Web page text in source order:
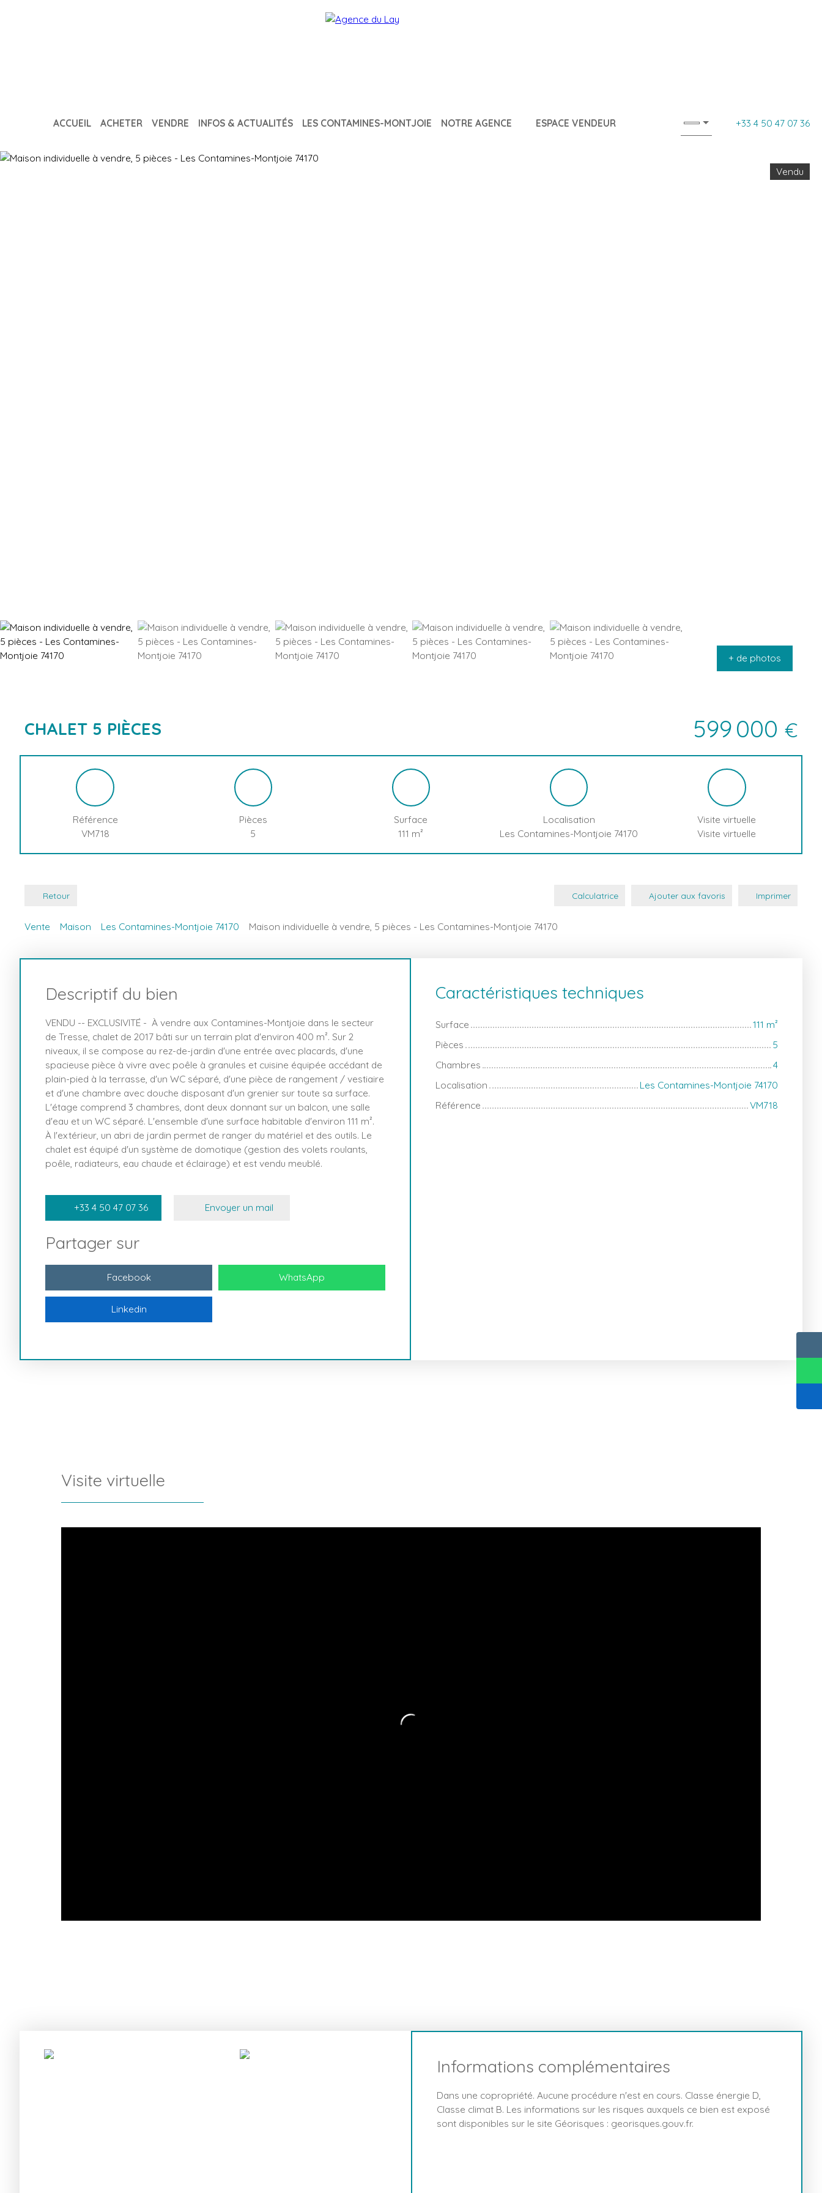
ACCUEIL ACHETER VENDRE INFOS & ACTUALITÉS LES CONTAMINES-MONTJOIE NOTRE AGENCE ESPACE VENDEUR +33 4 50 47 07 36
Vendu
+ de photos
CHALET 5 PIÈCES 599 000 €
Référence
VM718
Pièces
5
Surface
111 m²
Localisation
Les Contamines-Montjoie 74170
Visite virtuelle
Visite virtuelle
Retour Calculatrice Ajouter aux favoris Imprimer
Vente Maison Les Contamines-Montjoie 74170 Maison individuelle à vendre, 5 pièces - Les Contamines-Montjoie 74170
Descriptif du bien
VENDU -- EXCLUSIVITÉ - À vendre aux Contamines-Montjoie dans le secteur
de Tresse, chalet de 2017 bâti sur un terrain plat d'environ 400 m². Sur 2
niveaux, il se compose au rez-de-jardin d'une entrée avec placards, d'une
spacieuse pièce à vivre avec poêle à granules et cuisine équipée accédant de
plain-pied à la terrasse, d'un WC séparé, d'une pièce de rangement / vestiaire
et d'une chambre avec douche disposant d'un grenier sur toute sa surface.
L'étage comprend 3 chambres, dont deux donnant sur un balcon, une salle
d'eau et un WC séparé. L'ensemble d'une surface habitable d'environ 111 m².
À l'extérieur, un abri de jardin permet de ranger du matériel et des outils. Le
chalet est équipé d'un système de domotique (gestion des volets roulants,
poêle, radiateurs, eau chaude et éclairage) et est vendu meublé.
+33 4 50 47 07 36 Envoyer un mail
Partager sur
Facebook WhatsApp
Linkedin
Caractéristiques techniques
Surface 111 m²
Pièces
5
Chambres
4
Localisation
Les Contamines-Montjoie 74170
Référence
VM718
Visite virtuelle
Informations complémentaires
Dans une copropriété. Aucune procédure n'est en cours. Classe énergie D,
Classe climat B. Les informations sur les risques auxquels ce bien est exposé
sont disponibles sur le site Géorisques : georisques.gouv.fr.